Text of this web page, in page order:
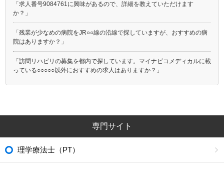
「求人番号9084761に興味があるので、詳細を教えていただけます
か？」
「残業が少なめの病院をJR○○線の沿線で探していますが、おすすめの病
院はありますか？」
「訪問リハビリの募集を都内で探しています。マイナビコメディカルに載
っている○○○○○以外におすすめの求人はありますか？」
専門サイト
理学療法士（PT）